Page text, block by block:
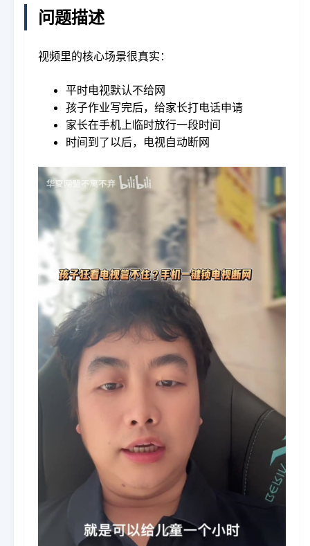
问题描述
视频里的核心场景很真实：
平时电视默认不给网
孩子作业写完后，给家长打电话申请
家长在手机上临时放行一段时间
时间到了以后，电视自动断网